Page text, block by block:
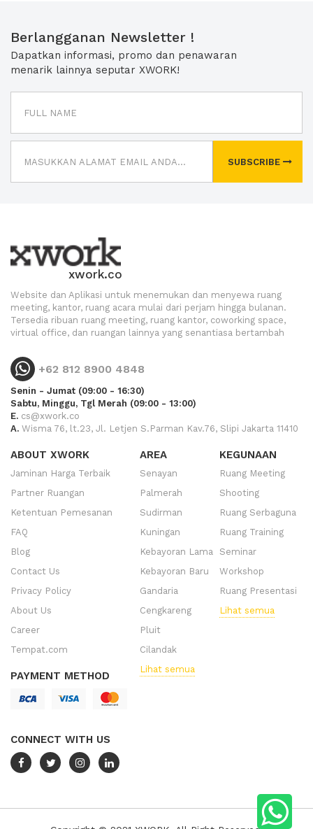
Berlangganan Newsletter !
Dapatkan informasi, promo dan penawaran
menarik lainnya seputar XWORK!
SUBSCRIBE
xwork.co
Website dan Aplikasi untuk menemukan dan menyewa ruang
meeting, kantor, ruang acara mulai dari perjam hingga bulanan.
Tersedia ribuan ruang meeting, ruang kantor, coworking space,
virtual office, dan ruangan lainnya yang senantiasa bertambah
+62 812 8900 4848
Senin - Jumat (09:00 - 16:30)
Sabtu, Minggu, Tgl Merah (09:00 - 13:00)
E. cs@xwork.co
A. Wisma 76, lt.23, Jl. Letjen S.Parman Kav.76, Slipi Jakarta 11410
ABOUT XWORK
Jaminan Harga Terbaik
Partner Ruangan
Ketentuan Pemesanan
FAQ
Blog
Contact Us
Privacy Policy
About Us
Career
Tempat.com
PAYMENT METHOD
CONNECT WITH US
AREA
Senayan
Palmerah
Sudirman
Kuningan
Kebayoran Lama
Kebayoran Baru
Gandaria
Cengkareng
Pluit
Cilandak
Lihat semua
KEGUNAAN
Ruang Meeting
Shooting
Ruang Serbaguna
Ruang Training
Seminar
Workshop
Ruang Presentasi
Lihat semua